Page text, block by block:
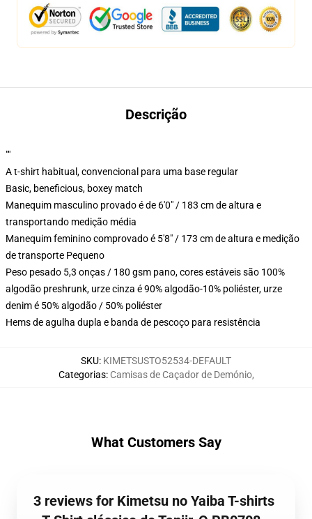
Descrição
""
A t-shirt habitual, convencional para uma base regular
Basic, beneficious, boxey match
Manequim masculino provado é de 6'0" / 183 cm de altura e
transportando medição média
Manequim feminino comprovado é 5'8" / 173 cm de altura e medição
de transporte Pequeno
Peso pesado 5,3 onças / 180 gsm pano, cores estáveis são 100%
algodão preshrunk, urze cinza é 90% algodão-10% poliéster, urze
denim é 50% algodão / 50% poliéster
Hems de agulha dupla e banda de pescoço para resistência
SKU: KIMETSUSTO52534-DEFAULT
Categorias: Camisas de Caçador de Demónio,
What Customers Say
3 reviews for Kimetsu no Yaiba T-shirts